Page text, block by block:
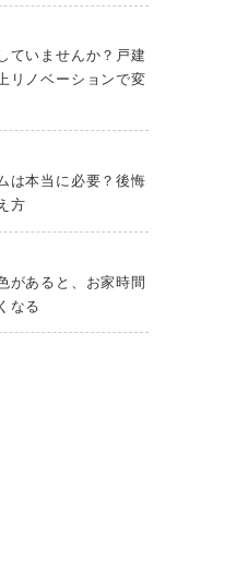
ていませんか？戸建
リノベーションで変
は本当に必要？後悔
方
があると、お家時間
なる